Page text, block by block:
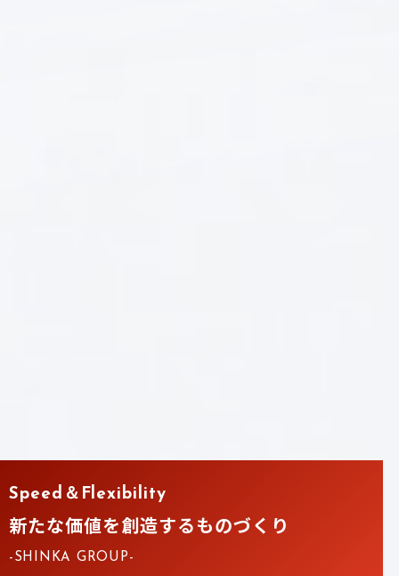
Speed＆Flexibility
新たな価値を創造するものづくり
-SHINKA GROUP-